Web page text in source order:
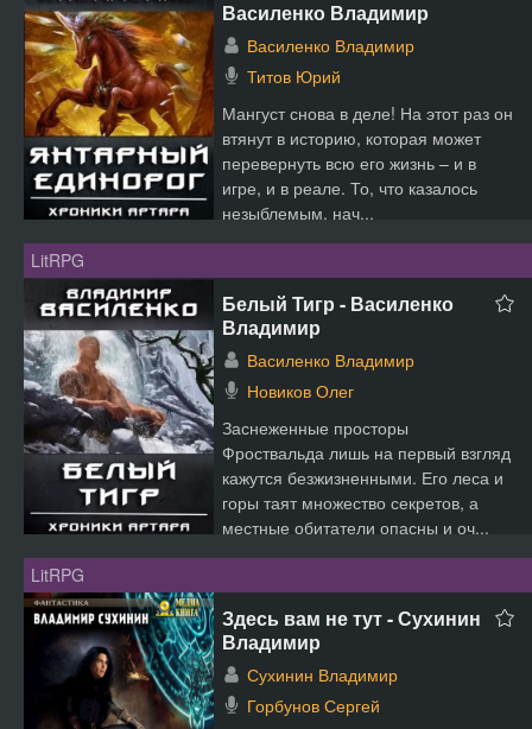
Василенко Владимир
Василенко Владимир
Титов Юрий
Мангуст снова в деле! На этот раз он
втянут в историю, которая может
перевернуть всю его жизнь – и в
игре, и в реале. То, что казалось
незыблемым, нач...
LitRPG
Белый Тигр - Василенко
Владимир
Василенко Владимир
Новиков Олег
Заснеженные просторы
Фроствальда лишь на первый взгляд
кажутся безжизненными. Его леса и
горы таят множество секретов, а
местные обитатели опасны и оч...
LitRPG
Здесь вам не тут - Сухинин
Владимир
Сухинин Владимир
Горбунов Сергей